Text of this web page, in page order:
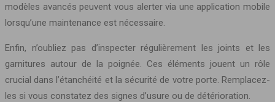
modèles avancés peuvent vous alerter via une application mobile
lorsqu’une maintenance est nécessaire.
Enfin, n’oubliez pas d’inspecter régulièrement les joints et les
garnitures autour de la poignée. Ces éléments jouent un rôle
crucial dans l’étanchéité et la sécurité de votre porte. Remplacez-
les si vous constatez des signes d’usure ou de détérioration.